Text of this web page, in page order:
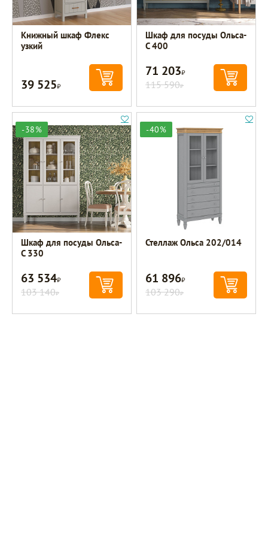
Книжный шкаф Флекс
узкий
39 525Р
Шкаф для посуды Ольса-
С 400
71 203Р
115 590Р
-38%
Шкаф для посуды Ольса-
С 330
63 534Р
103 140Р
-40%
Стеллаж Ольса 202/014
61 896Р
103 290Р